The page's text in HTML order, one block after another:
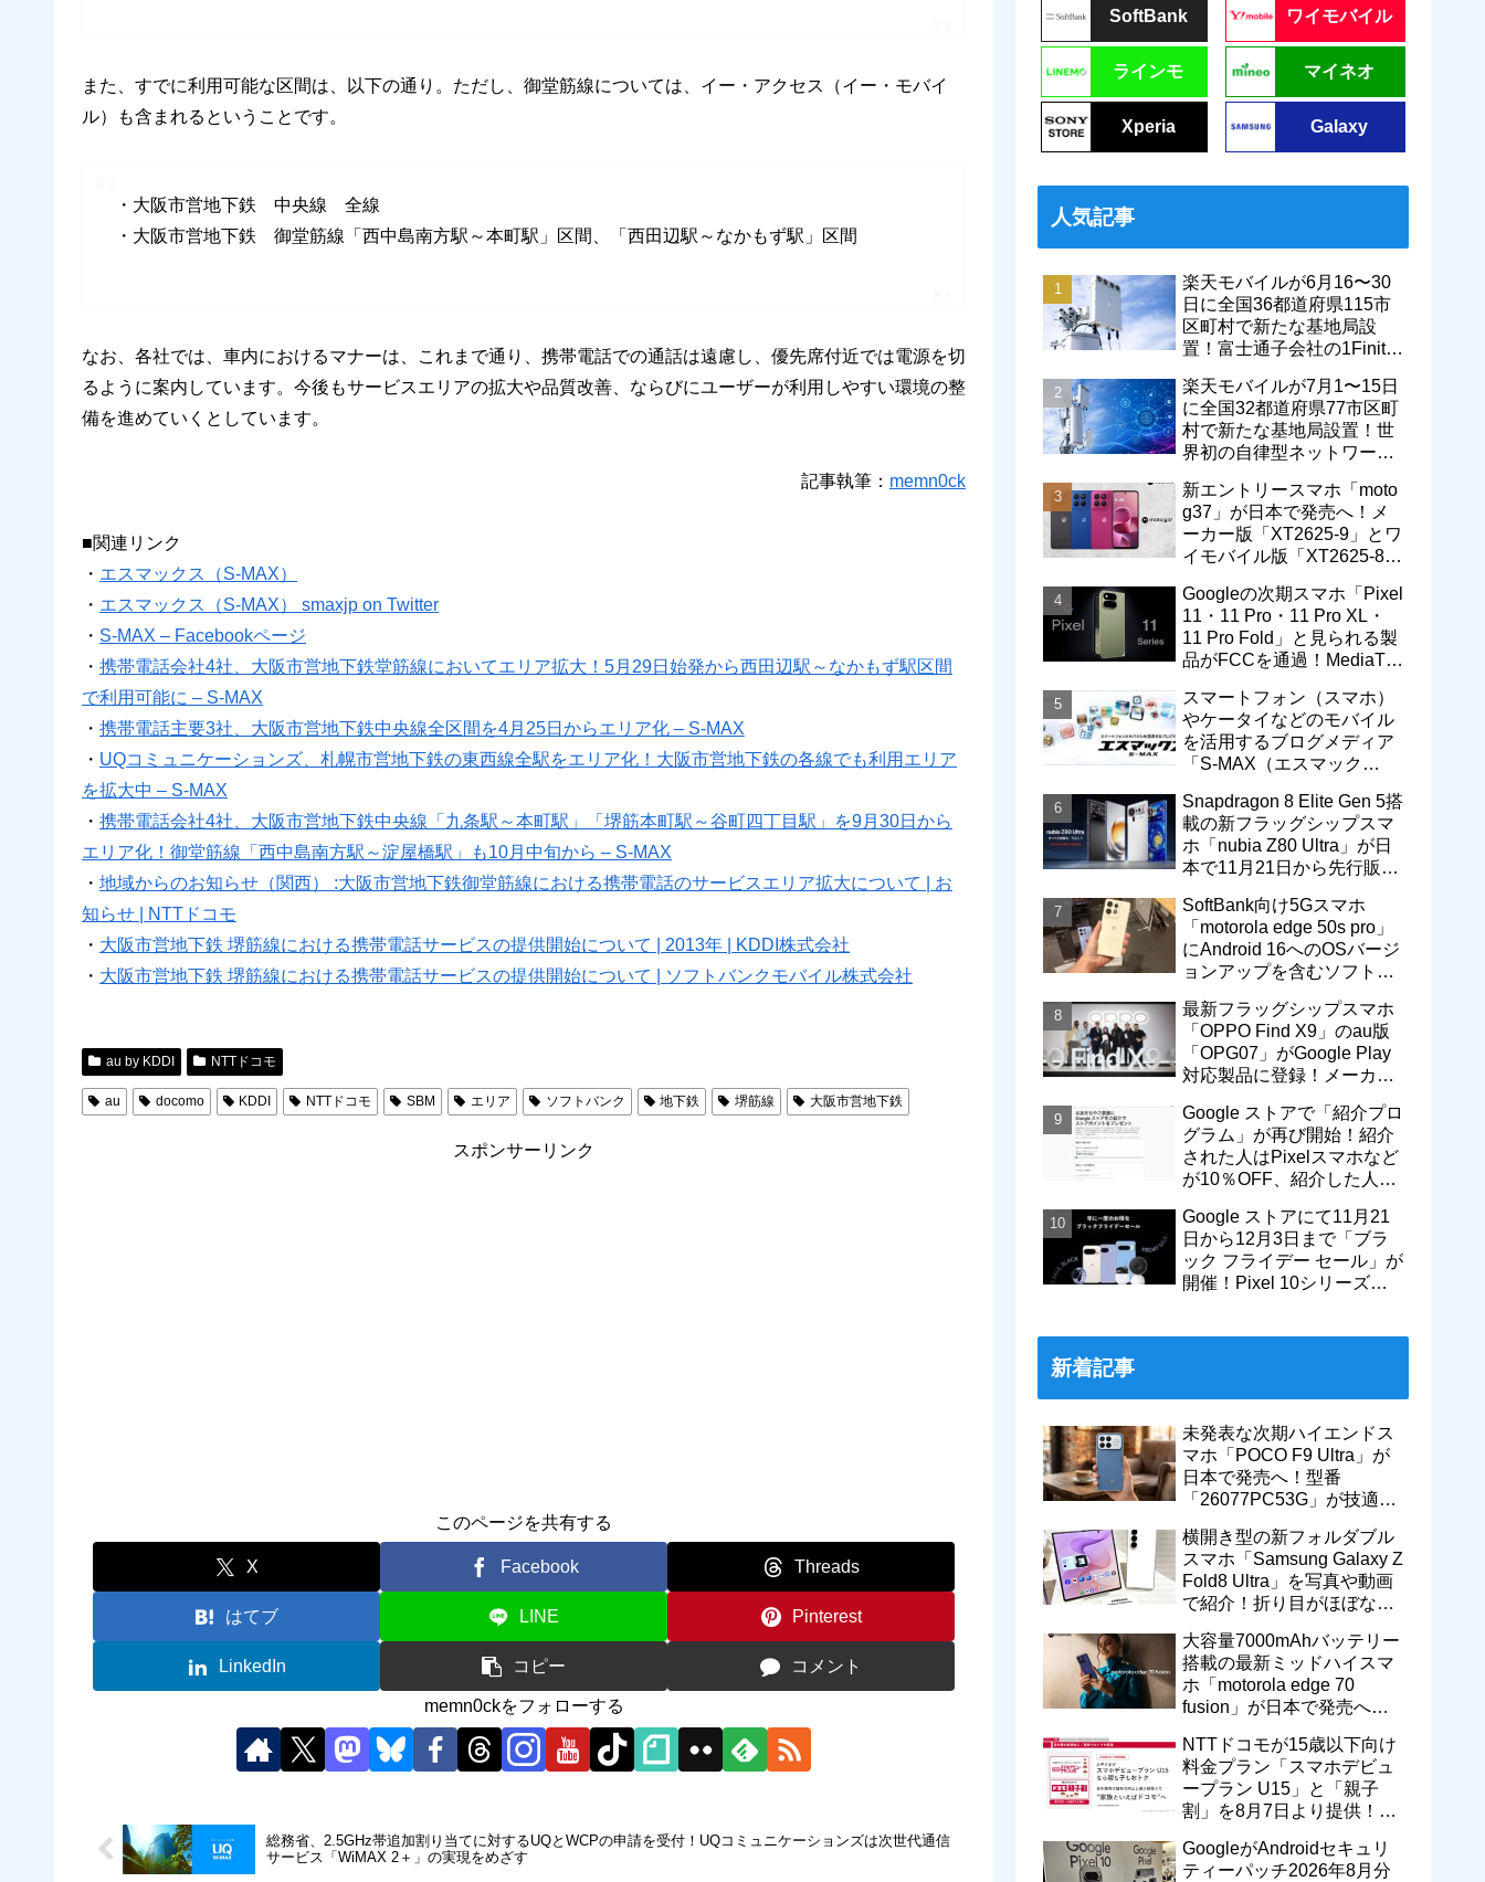
また、すでに利用可能な区間は、以下の通り。ただし、御堂筋線については、イー・アクセス（イー・モバイ
ル）も含まれるということです。
・大阪市営地下鉄 中央線 全線
・大阪市営地下鉄 御堂筋線「西中島南方駅～本町駅」区間、「西田辺駅～なかもず駅」区間
なお、各社では、車内におけるマナーは、これまで通り、携帯電話での通話は遠慮し、優先席付近では電源を切
るように案内しています。今後もサービスエリアの拡大や品質改善、ならびにユーザーが利用しやすい環境の整
備を進めていくとしています。
記事執筆： memn0ck
■関連リンク
・ エスマックス（S-MAX）
・ エスマックス（S-MAX） smaxjp on Twitter
・ S-MAX – Facebookページ
・ 携帯電話会社4社、大阪市営地下鉄堂筋線においてエリア拡大！5月29日始発から西田辺駅～なかもず駅区間
で利用可能に – S-MAX
・ 携帯電話主要3社、大阪市営地下鉄中央線全区間を4月25日からエリア化 – S-MAX
・ UQコミュニケーションズ、札幌市営地下鉄の東西線全駅をエリア化！大阪市営地下鉄の各線でも利用エリア
を拡大中 – S-MAX
・ 携帯電話会社4社、大阪市営地下鉄中央線「九条駅～本町駅」「堺筋本町駅～谷町四丁目駅」を9月30日から
エリア化！御堂筋線「西中島南方駅～淀屋橋駅」も10月中旬から – S-MAX
・ 地域からのお知らせ（関西） :大阪市営地下鉄御堂筋線における携帯電話のサービスエリア拡大について | お
知らせ | NTTドコモ
・ 大阪市営地下鉄 堺筋線における携帯電話サービスの提供開始について | 2013年 | KDDI株式会社
・ 大阪市営地下鉄 堺筋線における携帯電話サービスの提供開始について | ソフトバンクモバイル株式会社
au by KDDI NTTドコモ
au docomo KDDI NTTドコモ SBM エリア ソフトバンク 地下鉄 堺筋線 大阪市営地下鉄
スポンサーリンク
このページを共有する
X Facebook Threads
はてブ LINE Pinterest
LinkedIn コピー コメント
memn0ckをフォローする
総務省、2.5GHz帯追加割り当てに対するUQとWCPの申請を受付！UQコミュニケーションズは次世代通信
サービス「WiMAX 2＋」の実現をめざす
SoftBank ワイモバイル
ラインモ マイネオ
Xperia Galaxy
人気記事
楽天モバイルが6月16〜30
日に全国36都道府県115市
区町村で新たな基地局設
置！富士通子会社の1Finity
エリアが拡大
楽天モバイルが7月1〜15日
に全国32都道府県77市区町
村で新たな基地局設置！世
界初の自律型ネットワーク
通信品質も改善
新エントリースマホ「moto
g37」が日本で発売へ！メ
ーカー版「XT2625-9」とワ
イモバイル版「XT2625-8」
Googleの次期スマホ「Pixel
11・11 Pro・11 Pro XL・
11 Pro Fold」と見られる製
品がFCCを通過！MediaTek
スマートフォン（スマホ）
やケータイなどのモバイル
を活用するブログメディア
「S-MAX（エスマック
Snapdragon 8 Elite Gen 5搭
載の新フラッグシップスマ
ホ「nubia Z80 Ultra」が日
本で11月21日から先行販
SoftBank向け5Gスマホ
「motorola edge 50s pro」
にAndroid 16へのOSバージ
ョンアップを含むソフトウ
最新フラッグシップスマホ
「OPPO Find X9」のau版
「OPG07」がGoogle Play
対応製品に登録！メーカー
売へ
Google ストアで「紹介プロ
グラム」が再び開始！紹介
された人はPixelスマホなど
が10％OFF、紹介した人は
ト付与
Google ストアにて11月21
日から12月3日まで「ブラ
ック フライデー セール」が
開催！Pixel 10シリーズや
新着記事
未発表な次期ハイエンドス
マホ「POCO F9 Ultra」が
日本で発売へ！型番
「26077PC53G」が技適通
テリー搭載に
横開き型の新フォルダブル
スマホ「Samsung Galaxy Z
Fold8 Ultra」を写真や動画
で紹介！折り目がほぼない
ト】
大容量7000mAhバッテリー
搭載の最新ミッドハイスマ
ホ「motorola edge 70
fusion」が日本で発売へ！
過
NTTドコモが15歳以下向け
料金プラン「スマホデビュ
ープラン U15」と「親子
割」を8月7日より提供！親
550円割引に
GoogleがAndroidセキュリ
ティーパッチ2026年8月分